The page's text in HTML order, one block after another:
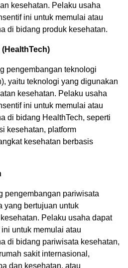
kesehatan. Pelaku usaha
ini untuk memulai atau
di bidang produk kesehatan.
pengembangan teknologi
yaitu teknologi yang digunakan
kesehatan. Pelaku usaha
ini untuk memulai atau
di bidang HealthTech, seperti
kesehatan, platform
kesehatan berbasis
pengembangan pariwisata
yang bertujuan untuk
Pelaku usaha dapat
untuk memulai atau
di bidang pariwisata kesehatan,
sakit internasional,
dan kesehatan, atau